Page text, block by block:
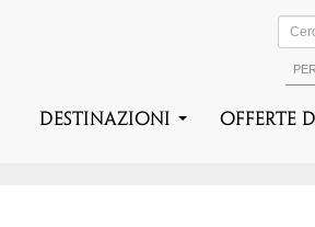
DESTINAZIONI Offerte